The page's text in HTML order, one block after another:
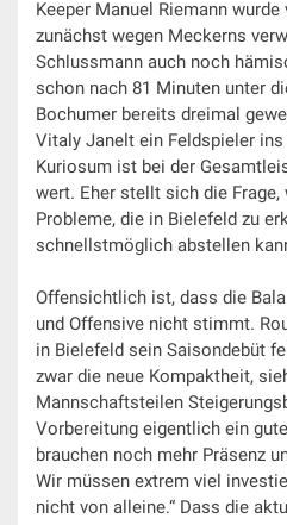
Keeper Manuel Riemann
zunächst wegen Meckerns
Schlussmann auch noch
schon nach 81 Minuten unter
Bochumer bereits dreimal
Vitaly Janelt ein Feldspieler
Kuriosum ist bei der
wert. Eher stellt sich die
Probleme, die in Bielefeld zu
schnellstmöglich abstellen
Offensichtlich ist, dass die
und Offensive nicht stimmt.
in Bielefeld sein Saisondebüt
zwar die neue Kompaktheit,
Mannschaftsteilen
Vorbereitung eigentlich ein
brauchen noch mehr Präsenz
Wir müssen extrem viel
nicht von alleine.“ Dass die